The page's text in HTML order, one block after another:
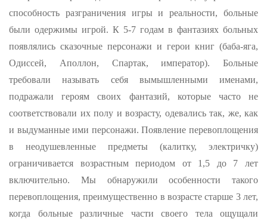
способность разграничения игры и реальности, больные
были одер­жимы игрой. К 5-7 годам в фантазиях больных
появлялись сказочные персонажи и герои книг (баба-яга,
Одиссей, Аполлон, Спартак, им­ператор). Больные
требовали называть себя вымышленными именами,
подражали героям своих фантазий, которые часто не
соответствова­ли их полу и возрасту, одевались так, же, как
и выдуманные ими персонажи. Появление перевоплощения
в неодушевленные предметы (калитку, электричку)
ограничивается возрастным периодом от 1,5 до 7 лет
включительно. Мы обнаружили особенности такого
перевоп­лощения, преимущественно в возрасте старше 3 лет,
когда больные различные части своего тела ощущали